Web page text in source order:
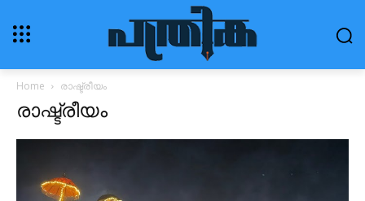
Home രാഷ്ട്രീയം
രാഷ്ട്രീയം